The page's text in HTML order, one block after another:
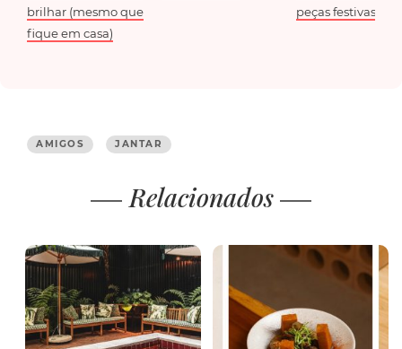
brilhar (mesmo que
fique em casa)
peças festivas
AMIGOS JANTAR
Relacionados